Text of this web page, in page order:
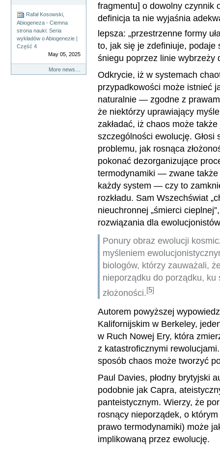
Rafał Kosowski,
Abiogeneza - Ciemna
strona nauki: Seria
wykładów o Abiogenezie |
Część 4
May 05, 2025
More news…
fragmentu] o dowolny czynnik
definicja ta nie wyjaśnia
lepsza: „przestrzenne formy
to, jak się je zdefiniuje, podaje
śniegu poprzez linie wybrzeży
Odkrycie, iż w systemach
przypadkowości może istnieć
naturalnie — zgodne z
że niektórzy uprawiający
zakładać, iż chaos może
szczególności ewolucję.
problemu, jak rosnąca
pokonać dezorganizujące
termodynamiki — zwane
każdy system — czy to
rozkładu. Sam Wszechświat
nieuchronnej „śmierci
rozwiązania dla
Ponury obraz ewolucji
myśleniem
biologów, którzy zauważali,
nieporządku do porządku,
złożoności.[5]
Autorem powyższej
Kalifornijskim w Berkeley,
w Ruch Nowej Ery, która
z katastroficznymi
sposób chaos może tworzyć
Paul Davies, płodny brytyjski
podobnie jak Capra,
panteistycznym. Wierzy, że
rosnący nieporządek, o
prawo termodynamiki) może
implikowaną przez ewolucję.